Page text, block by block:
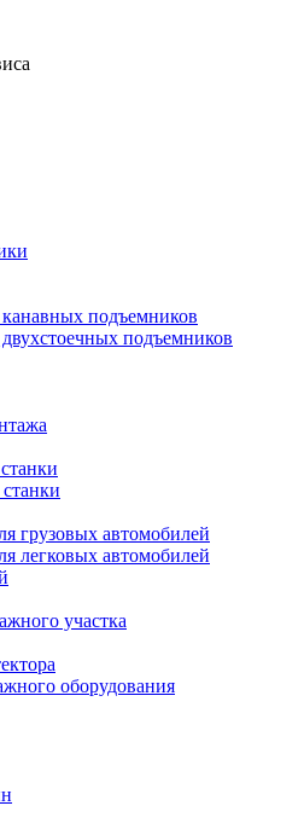
подъемников
подъемников
грузовых автомобилей
легковых автомобилей
участка
оборудования